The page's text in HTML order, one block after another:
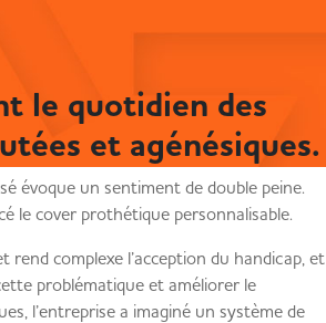
le quotidien des
et agénésiques.
évoque un sentiment de double peine.
le cover prothétique personnalisable.
rend complexe l’acception du handicap, et
problématique et améliorer le
l’entreprise a imaginé un système de